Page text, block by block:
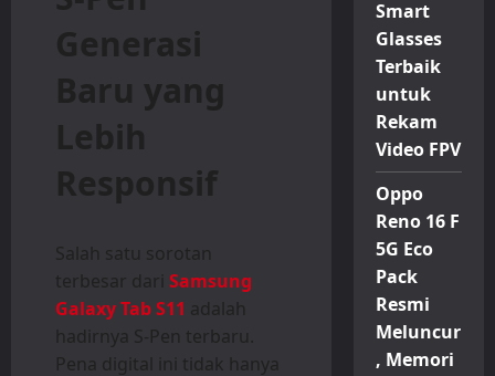
Generasi
Baru yang
Lebih
Responsif
Salah satu sorotan
terbesar dari Samsung
Galaxy Tab S11 adalah
hadirnya S-Pen terbaru.
Pena digital ini tidak hanya
Smart
Glasses
Terbaik
untuk
Rekam
Video FPV
Oppo
Reno 16 F
5G Eco
Pack
Resmi
Meluncur
, Memori